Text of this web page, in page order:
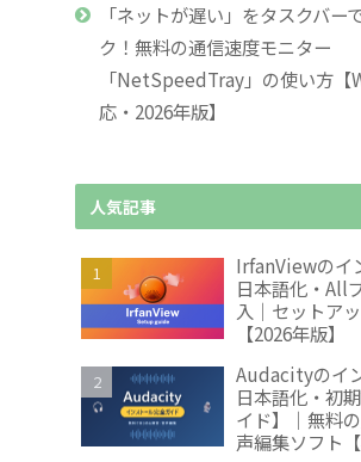
「ネットが遅い」をタスクバー
ク！無料の通信速度モニター
「NetSpeedTray」の使い方
応・2026年版】
人気記事
IrfanViewのイ
日本語化・All
入｜セットア
【2026年版】
Audacityのイ
日本語化・初
イド】｜無料
声編集ソフト